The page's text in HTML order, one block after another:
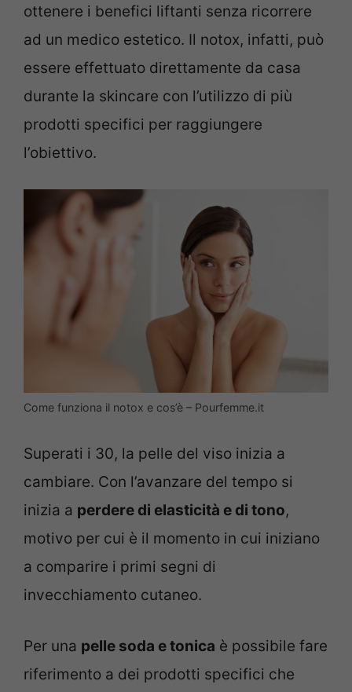
ottenere i benefici liftanti senza ricorrere
ad un medico estetico. Il notox, infatti, può
essere effettuato direttamente da casa
durante la skincare con l’utilizzo di più
prodotti specifici per raggiungere
l’obiettivo.
Come funziona il notox e cos’è – Pourfemme.it
Superati i 30, la pelle del viso inizia a
cambiare. Con l’avanzare del tempo si
inizia a perdere di elasticità e di tono,
motivo per cui è il momento in cui iniziano
a comparire i primi segni di
invecchiamento cutaneo.
Per una pelle soda e tonica è possibile fare
riferimento a dei prodotti specifici che